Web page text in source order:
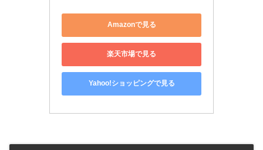
Amazonで見る
楽天市場で見る
Yahoo!ショッピングで見る